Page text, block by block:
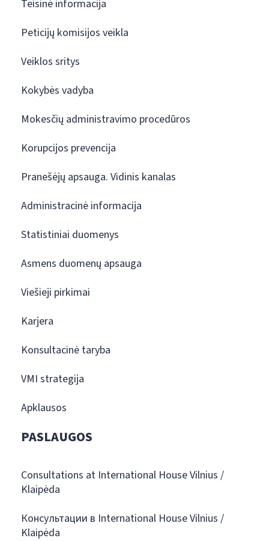
Teisinė informacija
Peticijų komisijos veikla
Veiklos sritys
Kokybės vadyba
Mokesčių administravimo procedūros
Korupcijos prevencija
Pranešėjų apsauga. Vidinis kanalas
Administracinė informacija
Statistiniai duomenys
Asmens duomenų apsauga
Viešieji pirkimai
Karjera
Konsultacinė taryba
VMI strategija
Apklausos
PASLAUGOS
Consultations at International House Vilnius /
Klaipėda
Консультации в International House Vilnius /
Klaipėda